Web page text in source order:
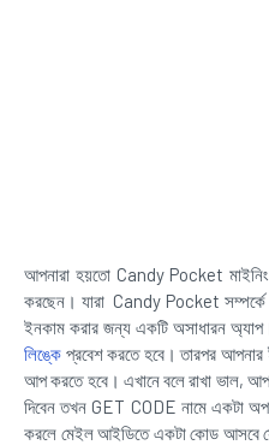
আপনারা হয়তো Candy Pocket
করছেন। যারা Candy Pocket
ইনকাম করার জন্য একটি অসাধারন
লিঙ্কে প্রবেশ করতে হবে। তারপর আপনার
আপ করতে হবে। এখানে বলে রাখা ভাল,
দিবেন তখন GET CODE নামে একটা
করলে মেইল আইডিতে একটা কোড আসবে